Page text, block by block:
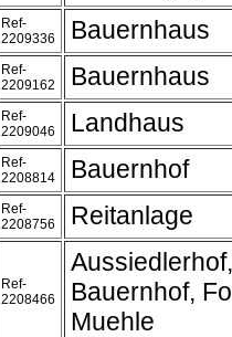
Ref-
2209336
Bauernhaus
Ref-
2209162
Bauernhaus
Ref-
2209046
Landhaus
Ref-
2208814
Bauernhof
Ref-
2208756
Reitanlage
Ref-
2208466
Bauernhof,
Muehle